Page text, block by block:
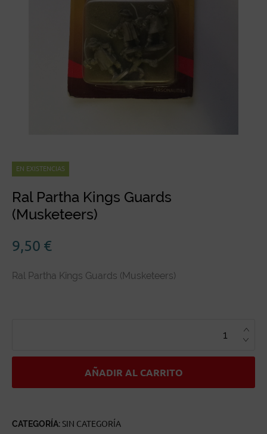
EN EXISTENCIAS
Ral Partha Kings Guards
(Musketeers)
9,50 €
Ral Partha Kings Guards (Musketeers)
CANTIDAD
AÑADIR AL CARRITO
CATEGORÍA: SIN CATEGORÍA